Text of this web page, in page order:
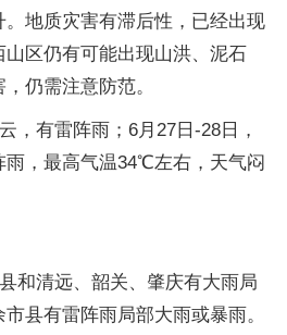
地质灾害有滞后性，已经出现
区仍有可能出现山洪、泥石
仍需注意防范。
，有雷阵雨；6月27日-28日，
雨，最高气温34℃左右，天气闷
和清远、韶关、肇庆有大雨局
县有雷阵雨局部大雨或暴雨。